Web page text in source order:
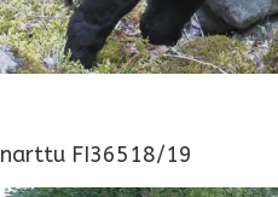
narttu FI36518/19